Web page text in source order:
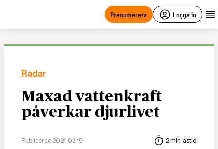
Prenumerera Logga in
Radar
Maxad vattenkraft
påverkar djurlivet
Publicerad 2021-02-19 2 min lästid